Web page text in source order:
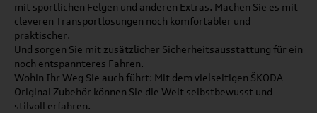
mit sportlichen Felgen und anderen Extras. Machen Sie es mit
cleveren Transportlösungen noch komfortabler und
praktischer.
Und sorgen Sie mit zusätzlicher Sicherheitsausstattung für ein
noch entspannteres Fahren.
Wohin Ihr Weg Sie auch führt: Mit dem vielseitigen ŠKODA
Original Zubehör können Sie die Welt selbstbewusst und
stilvoll erfahren.